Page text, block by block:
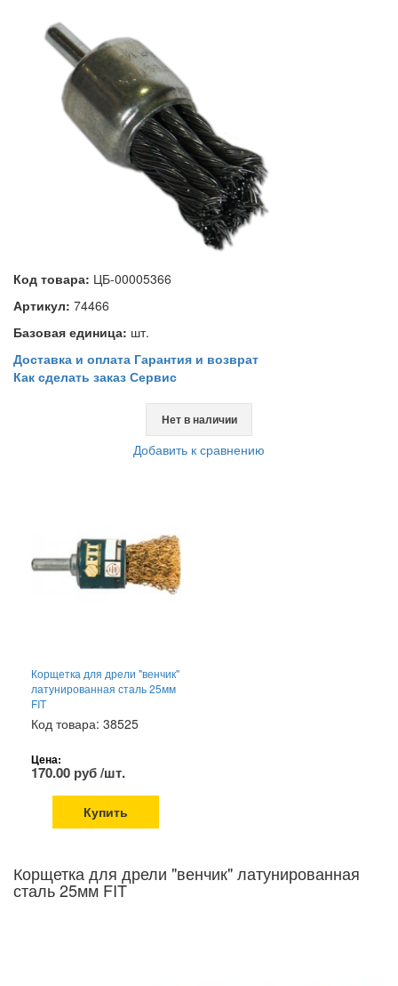
Код товара: ЦБ-00005366
Артикул: 74466
Базовая единица: шт.
Доставка и оплата Гарантия и возврат
Как сделать заказ Сервис
Нет в наличии
Добавить к сравнению
Корщетка для дрели "венчик"
латунированная сталь 25мм
FIT
Код товара: 38525
Цена:
170.00 руб /шт.
Купить
Корщетка для дрели "венчик" латунированная
сталь 25мм FIT